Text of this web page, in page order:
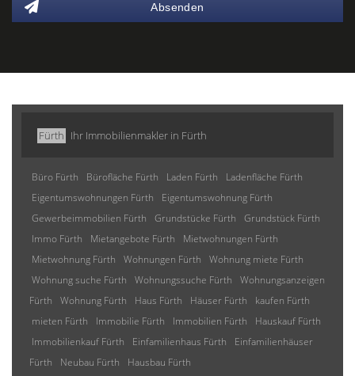
Absenden
Fürth Ihr Immobilienmakler in Fürth
Büro Fürth Bürofläche Fürth Laden Fürth
Ladenfläche Fürth
Eigentumswohnungen Fürth
Eigentumswohnung Fürth
Gewerbeimmobilien Fürth
Grundstücke Fürth
Grundstück Fürth
Immo Fürth
Mietangebote Fürth
Mietwohnungen Fürth
Mietwohnung Fürth
Wohnungen Fürth
Wohnung miete Fürth
Wohnung suche Fürth
Wohnungssuche Fürth
Wohnungsanzeigen
Fürth
Wohnung Fürth Haus Fürth Häuser Fürth
kaufen Fürth
mieten Fürth
Immobilie Fürth Immobilien Fürth
Hauskauf Fürth
Immobilienkauf Fürth
Einfamilienhaus Fürth
Einfamilienhäuser
Fürth
Neubau Fürth Hausbau Fürth